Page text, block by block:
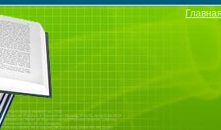
Главная